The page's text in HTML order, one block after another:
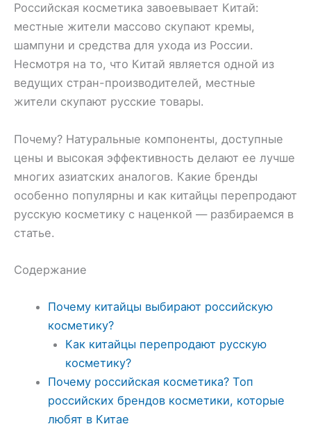
Российская косметика завоевывает Китай:
местные жители массово скупают кремы,
шампуни и средства для ухода из России.
Несмотря на то, что Китай является одной из
ведущих стран-производителей, местные
жители скупают русские товары.
Почему? Натуральные компоненты, доступные
цены и высокая эффективность делают ее лучше
многих азиатских аналогов. Какие бренды
особенно популярны и как китайцы перепродают
русскую косметику с наценкой — разбираемся в
статье.
Содержание
Почему китайцы выбирают российскую
косметику?
Как китайцы перепродают русскую
косметику?
Почему российская косметика? Топ
российских брендов косметики, которые
любят в Китае